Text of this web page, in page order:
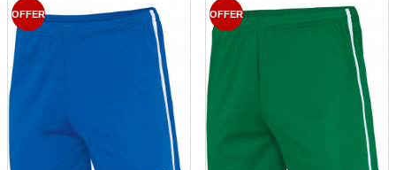
OFFER OFFER